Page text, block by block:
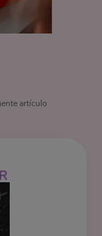
artículo